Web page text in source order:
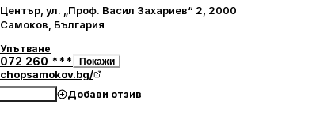
Център, ул. „Проф. Васил Захариев“ 2, 2000
Самоков, България
Упътване
072 260 *** Покажи
chopsamokov.bg/
Добави отзив